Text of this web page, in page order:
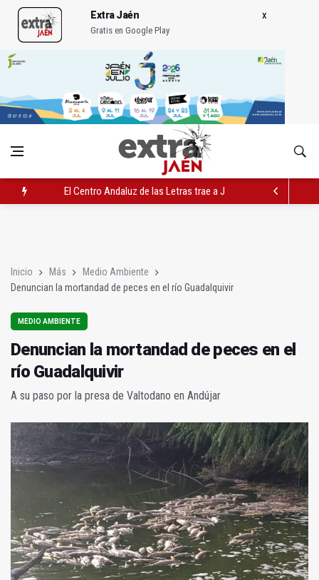
Extra Jaén
Gratis en Google Play
El Centro Andaluz de las Letras trae a Jaén al filósofo Omar
Inicio Más
Medio Ambiente
Denuncian la mortandad de peces en el río Guadalquivir
MEDIO AMBIENTE
Denuncian la mortandad de peces en el
río Guadalquivir
A su paso por la presa de Valtodano en Andújar